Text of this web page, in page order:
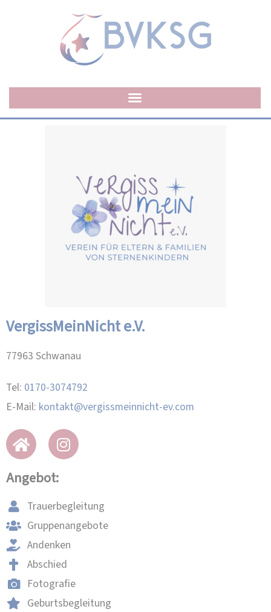
VergissMeinNicht e.V.
77963 Schwanau
Tel: 0170-3074792
E-Mail: kontakt@vergissmeinnicht-ev.com
Angebot:
Trauerbegleitung
Gruppenangebote
Andenken
Abschied
Fotografie
Geburtsbegleitung